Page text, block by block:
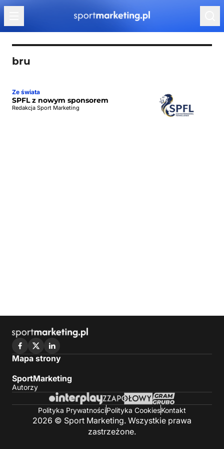
Przejdź do treści
bru
Ze świata
SPFL z nowym sponsorem
Redakcja Sport Marketing
Mapa strony
SportMarketing
Autorzy
Polityka PrywatnościPolityka CookiesKontakt
2026 © Sport Marketing. Wszystkie prawa
zastrzeżone.